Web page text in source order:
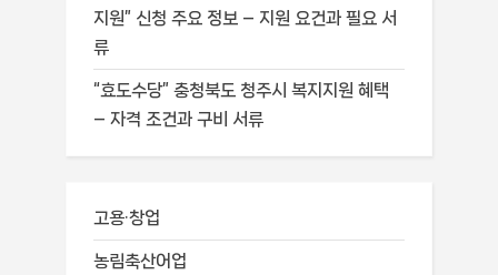
지원” 신청 주요 정보 – 지원 요건과 필요 서
류
“효도수당” 충청북도 청주시 복지지원 혜택
– 자격 조건과 구비 서류
고용·창업
농림축산어업